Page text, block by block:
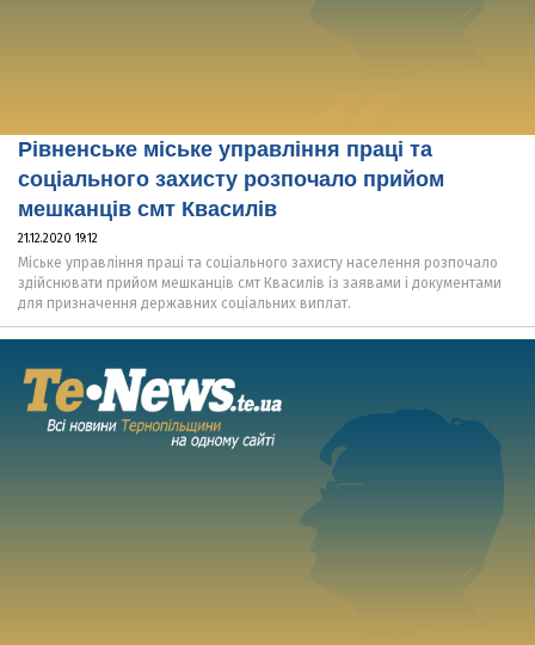
Рівненське міське управління праці та
соціального захисту розпочало прийом
мешканців смт Квасилів
21.12.2020 19:12
Міське управління праці та соціального захисту населення розпочало
здійснювати прийом мешканців смт Квасилів із заявами і документами
для призначення державних соціальних виплат.